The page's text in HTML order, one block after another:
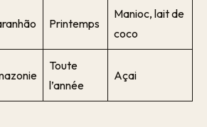
Printemps
Manioc, lait de
coco
Toute
l’année
Açai